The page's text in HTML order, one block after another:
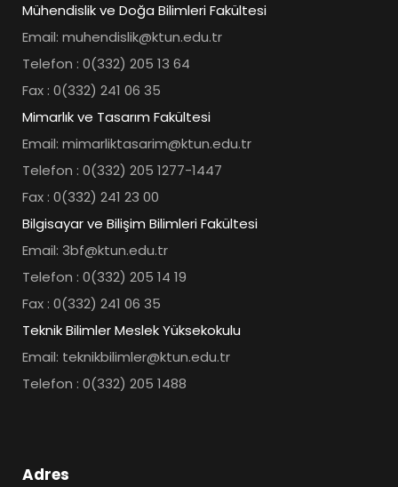
Mühendislik ve Doğa Bilimleri Fakültesi
Email: muhendislik@ktun.edu.tr
Telefon : 0(332) 205 13 64
Fax : 0(332) 241 06 35
Mimarlık ve Tasarım Fakültesi
Email: mimarliktasarim@ktun.edu.tr
Telefon : 0(332) 205 1277-1447
Fax : 0(332) 241 23 00
Bilgisayar ve Bilişim Bilimleri Fakültesi
Email: 3bf@ktun.edu.tr
Telefon : 0(332) 205 14 19
Fax : 0(332) 241 06 35
Teknik Bilimler Meslek Yüksekokulu
Email: teknikbilimler@ktun.edu.tr
Telefon : 0(332) 205 1488
Adres